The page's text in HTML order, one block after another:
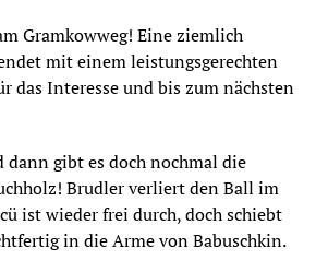
Gramkowweg! Eine ziemlich
mit einem leistungsgerechten
das Interesse und bis zum nächsten
gibt es doch nochmal die
Brudler verliert den Ball im
ist wieder frei durch, doch schiebt
in die Arme von Babuschkin.